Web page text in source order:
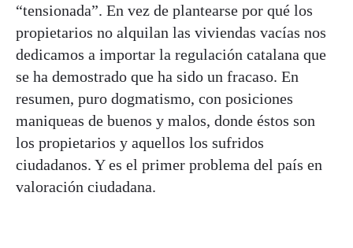
“tensionada”. En vez de plantearse por qué los
propietarios no alquilan las viviendas vacías nos
dedicamos a importar la regulación catalana que
se ha demostrado que ha sido un fracaso. En
resumen, puro dogmatismo, con posiciones
maniqueas de buenos y malos, donde éstos son
los propietarios y aquellos los sufridos
ciudadanos. Y es el primer problema del país en
valoración ciudadana.